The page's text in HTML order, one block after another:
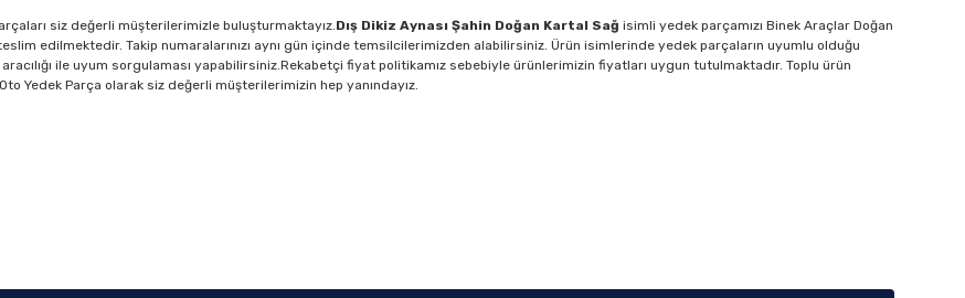
siz değerli müşterilerimizle buluşturmaktayız.Dış Dikiz Aynası Şahin Doğan Kartal Sağ isimli yedek parçamızı Binek Araçlar Doğan
edilmektedir. Takip numaralarınızı aynı gün içinde temsilcilerimizden alabilirsiniz. Ürün isimlerinde yedek parçaların uyumlu olduğu
ile uyum sorgulaması yapabilirsiniz.Rekabetçi fiyat politikamız sebebiyle ürünlerimizin fiyatları uygun tutulmaktadır. Toplu ürün
Yedek Parça olarak siz değerli müşterilerimizin hep yanındayız.